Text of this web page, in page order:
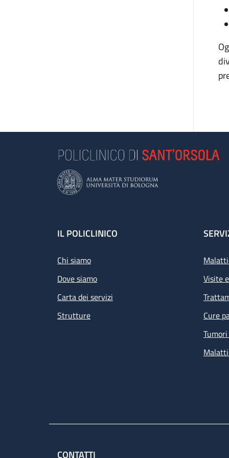
Footer
IL POLICLINICO
Chi siamo
Dove siamo
Carta dei servizi
Strutture
Visite
Cure
CONTATTI